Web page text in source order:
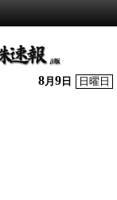
株】
8月 9 日 日曜日